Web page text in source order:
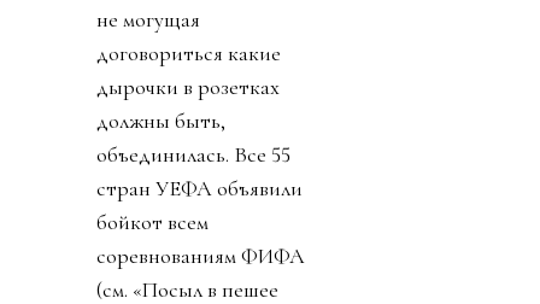
не могущая
договориться какие
дырочки в розетках
должны быть,
объединилась. Все 55
стран УЕФА объявили
бойкот всем
соревнованиям ФИФА
(см. «Посыл в пешее